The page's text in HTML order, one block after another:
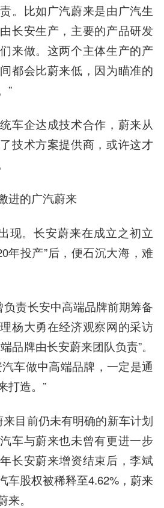
。比如广汽蔚来是由广汽生
长安生产，主要的产品研发
来做。这两个主体生产的产
都会比蔚来低，因为瞄准的
”
车企达成技术合作，蔚来从
技术方案提供商，或许这才
进的广汽蔚来
现。长安蔚来在成立之初立
年投产”后，便石沉大海，难
负责长安中高端品牌前期筹备
杨大勇在经济观察网的采访
品牌由长安蔚来团队负责”。
车做中高端品牌，一定是通
打造。”
目前仍未有明确的新车计划
车与蔚来也未曾有更进一步
长安蔚来增资结束后，李斌
车股权被稀释至4.62%，蔚来
。